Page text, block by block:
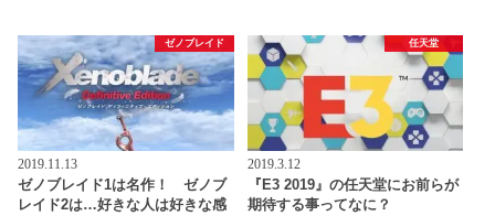
ゼノブレイド
2019.11.13
ゼノブレイド1は名作！ ゼノブ
レイド2は…好きな人は好きな感
任天堂
2019.3.12
『E3 2019』の任天堂にお前らが
期待する事ってなに？